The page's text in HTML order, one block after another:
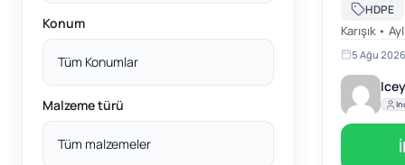
Konum
Tüm Konumlar
Malzeme türü
Tüm malzemeler
HDPE
Karışık •
5 Ağu 2026